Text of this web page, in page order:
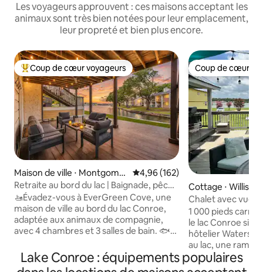
Les voyageurs approuvent : ces maisons acceptant les
animaux sont très bien notées pour leur emplacement,
leur propreté et bien plus encore.
Coups de cœur voyageurs les plus appréciés
Coup de cœur voyageurs
Maison de ville ⋅ Montgomer
y
Évaluation moyenne sur la
4,96 (162)
Retraite au bord du lac | Baignade, pêche
et paddle
🚤Évadez-vous à EverGreen Cove, une
maison de ville au bord du lac Conroe,
adaptée aux animaux de compagnie,
avec 4 chambres et 3 salles de bain. 🐟
crique, passez la journée à faire du
paddle board et à nager au large de la
Coup de cœur
Coup de cœur
Cottage ⋅ Willis
Chalet avec vue
1 000 pieds
le lac Conroe
hôtelier Waters
au lac, une rampe
quais. La terrasse
comprend un
Lake Conroe : équipements populaires